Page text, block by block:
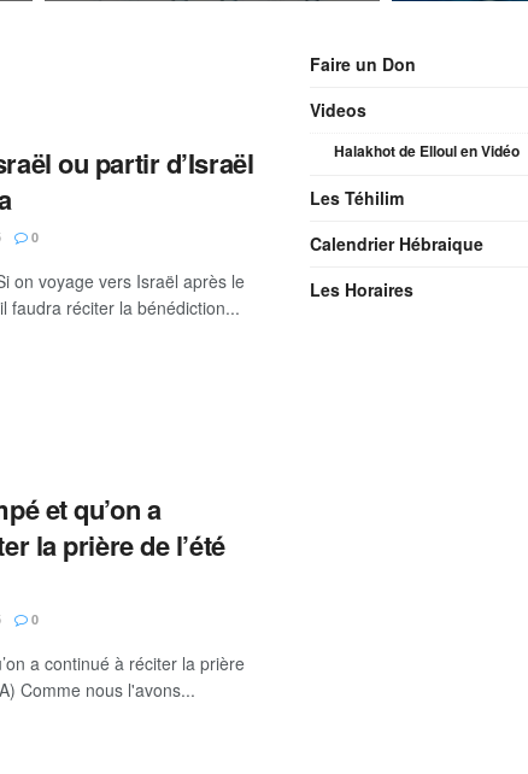
ou partir d’Israël
0
on voyage vers Israël après le
faudra réciter la bénédiction...
et qu’on a
la prière de l’été
0
a continué à réciter la prière
Comme nous l'avons...
Faire un Don
Videos
Halakhot de Elloul en Vidéo
Les Téhilim
Calendrier Hébraique
Les Horaires